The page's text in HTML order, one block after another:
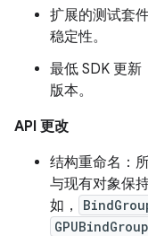
扩展的测试套
稳定性。
最低 SDK 更
版本。
API 更改
结构重命名：
与现有对象保
如，